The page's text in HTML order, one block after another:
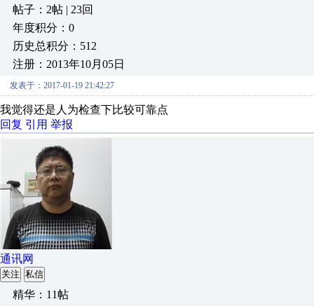
帖子：2帖 | 23回
年度积分：0
历史总积分：512
注册：2013年10月05日
发表于：2017-01-19 21:42:27
我觉得还是人为检查下比较可靠点
回复 引用 举报
通讯网
关注 私信
精华：11帖